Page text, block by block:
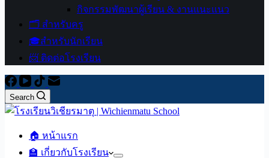
กิจกรรมพัฒนาผู้เรียน & งานแนะแนว
🗂️ สำหรับครู
🎓สำหรับนักเรียน
📨 ติดต่อโรงเรียน
Search
🏠 หน้าแรก
🏫 เกี่ยวกับโรงเรียน